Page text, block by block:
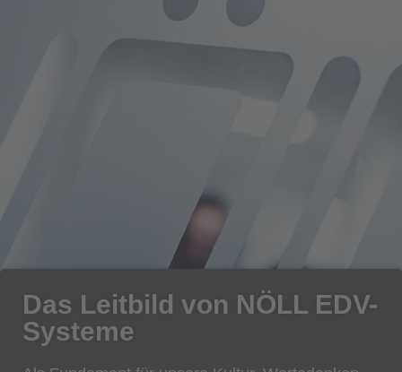
Das Leitbild von NÖLL EDV-
Systeme